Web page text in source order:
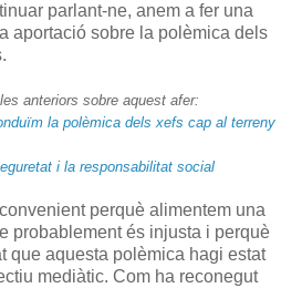
parlant-ne, anem a fer una
aportació sobre la polèmica dels
anteriors sobre aquest afer:
la polèmica dels xefs cap al terreny
i la responsabilitat social
perquè alimentem una
probablement és injusta i perquè
que aquesta polèmica hagi estat
mediàtic. Com ha reconegut